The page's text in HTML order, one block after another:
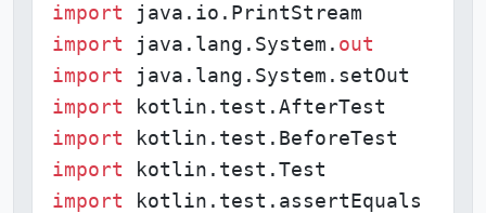
import
import java.lang.System. out
import
import
import
import
import kotlin.test.assertEquals